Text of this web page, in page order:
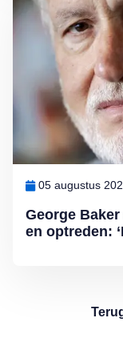
George
en optreden:
05 augustus